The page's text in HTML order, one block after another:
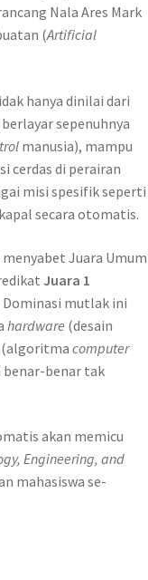
Nala Ares Mark
(Artificial
hanya dinilai dari
sepenuhnya
manusia), mampu
cerdas di perairan
misi spesifik seperti
secara otomatis.
Juara Umum
Juara 1
Dominasi mutlak ini
hardware (desain
(algoritma computer
benar-benar tak
akan memicu
Engineering, and
mahasiswa se-